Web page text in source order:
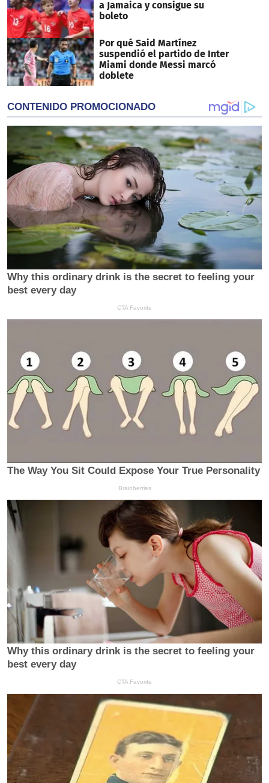
a Jamaica y consigue su
boleto
Por qué Said Martínez
suspendió el partido de Inter
Miami donde Messi marcó
doblete